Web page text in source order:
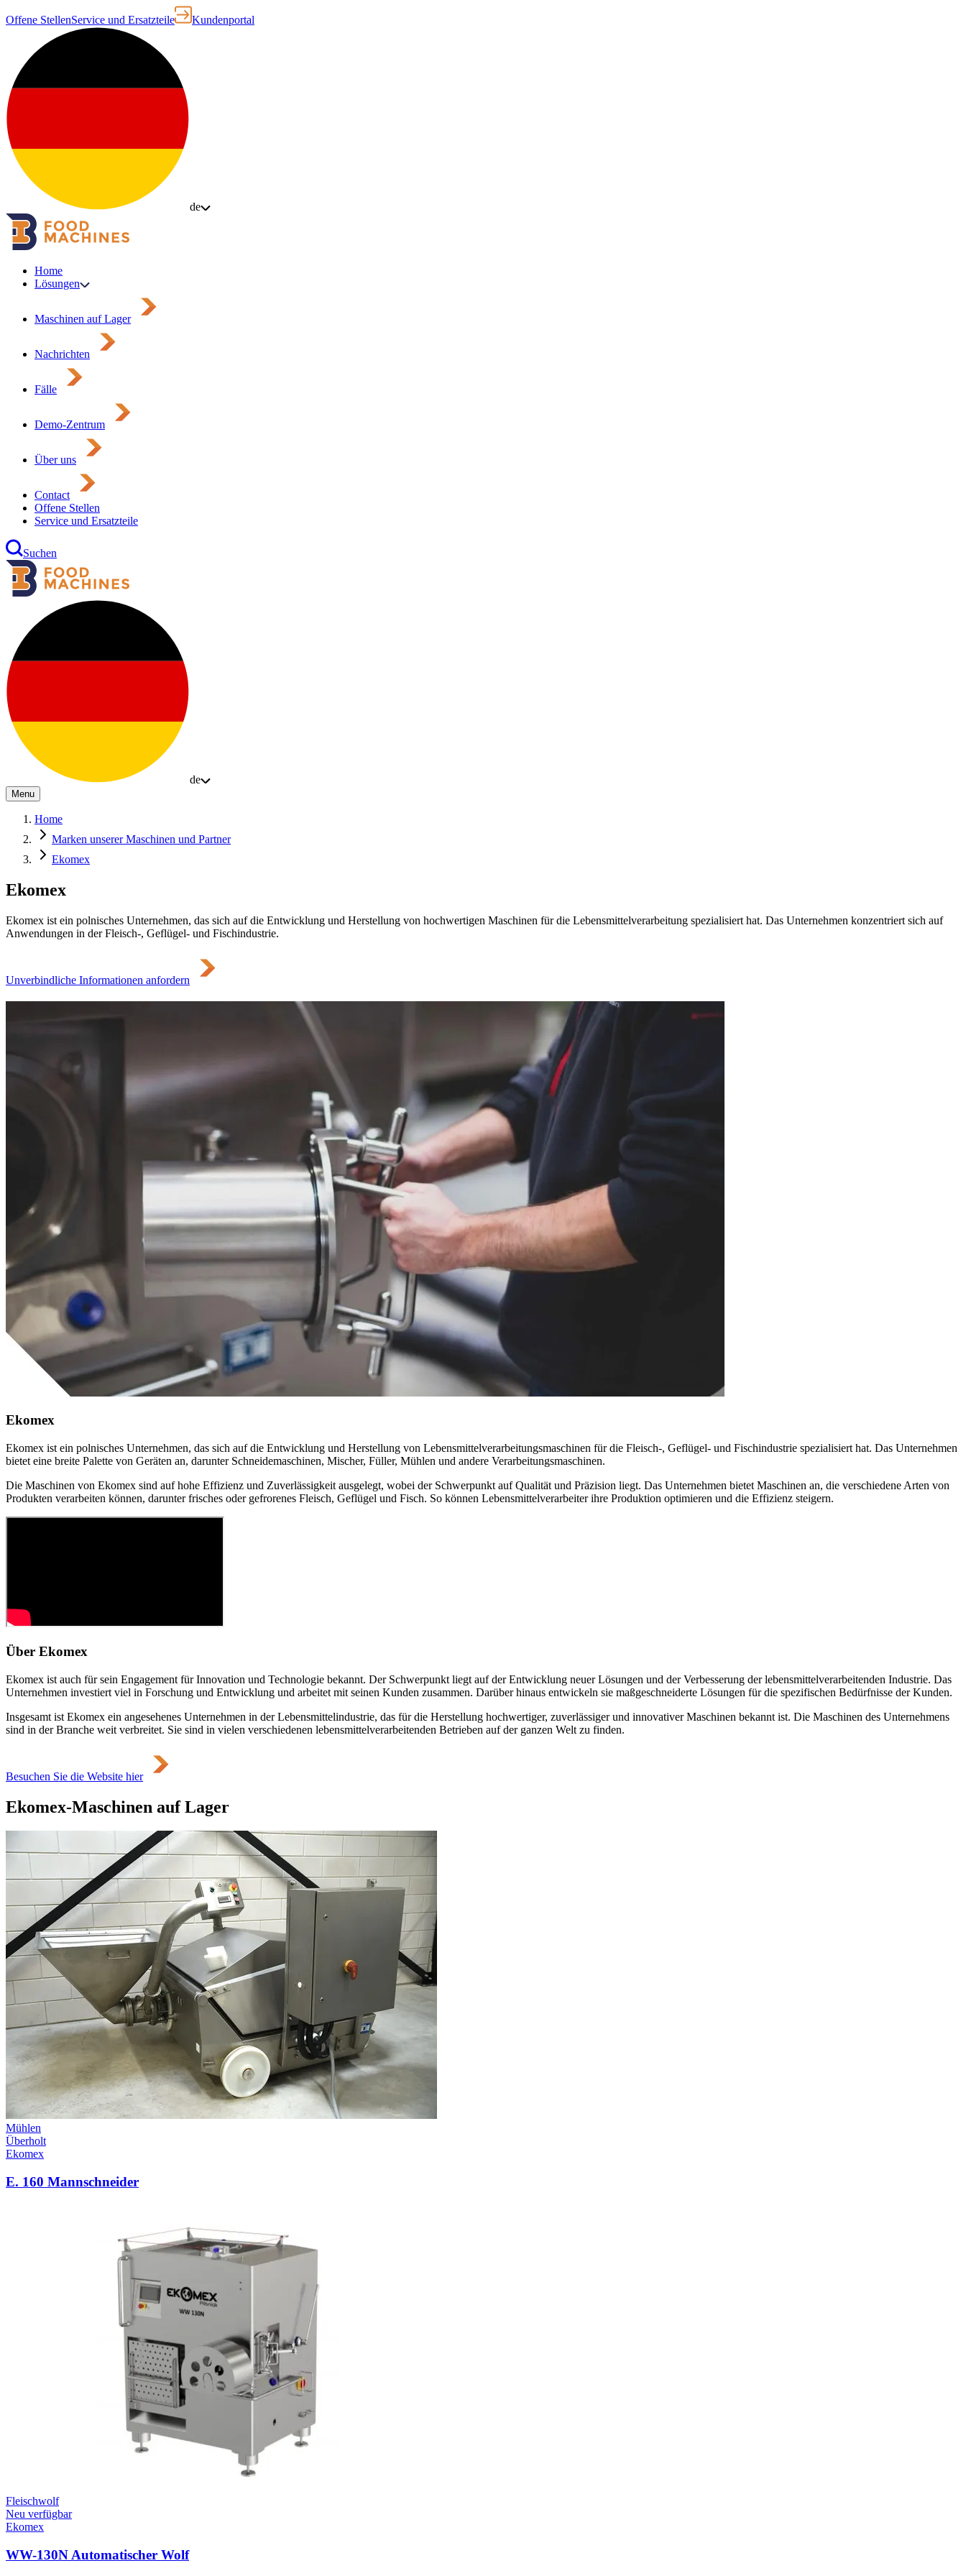
Offene StellenService und Ersatzteile Kundenportal
de
Home
Lösungen
Maschinen auf Lager
Nachrichten
Fälle
Demo-Zentrum
Über uns
Contact
Offene Stellen
Service und Ersatzteile
Suchen
de
Menu
Home
Marken unserer Maschinen und Partner
Ekomex
Ekomex
Ekomex ist ein polnisches Unternehmen, das sich auf die Entwicklung und Herstellung von hochwertigen Maschinen für die Lebensmittelverarbeitung spezialisiert hat. Das Unternehmen konzentriert sich auf
Anwendungen in der Fleisch-, Geflügel- und Fischindustrie.
Unverbindliche Informationen anfordern
Ekomex
Ekomex ist ein polnisches Unternehmen, das sich auf die Entwicklung und Herstellung von Lebensmittelverarbeitungsmaschinen für die Fleisch-, Geflügel- und Fischindustrie spezialisiert hat. Das Unternehmen
bietet eine breite Palette von Geräten an, darunter Schneidemaschinen, Mischer, Füller, Mühlen und andere Verarbeitungsmaschinen.
Die Maschinen von Ekomex sind auf hohe Effizienz und Zuverlässigkeit ausgelegt, wobei der Schwerpunkt auf Qualität und Präzision liegt. Das Unternehmen bietet Maschinen an, die verschiedene Arten von
Produkten verarbeiten können, darunter frisches oder gefrorenes Fleisch, Geflügel und Fisch. So können Lebensmittelverarbeiter ihre Produktion optimieren und die Effizienz steigern.
Über Ekomex
Ekomex ist auch für sein Engagement für Innovation und Technologie bekannt. Der Schwerpunkt liegt auf der Entwicklung neuer Lösungen und der Verbesserung der lebensmittelverarbeitenden Industrie. Das
Unternehmen investiert viel in Forschung und Entwicklung und arbeitet mit seinen Kunden zusammen. Darüber hinaus entwickeln sie maßgeschneiderte Lösungen für die spezifischen Bedürfnisse der Kunden.
Insgesamt ist Ekomex ein angesehenes Unternehmen in der Lebensmittelindustrie, das für die Herstellung hochwertiger, zuverlässiger und innovativer Maschinen bekannt ist. Die Maschinen des Unternehmens
sind in der Branche weit verbreitet. Sie sind in vielen verschiedenen lebensmittelverarbeitenden Betrieben auf der ganzen Welt zu finden.
Besuchen Sie die Website hier
Ekomex-Maschinen auf Lager
Mühlen
Überholt
Ekomex
E. 160 Mannschneider
Fleischwolf
Neu verfügbar
Ekomex
WW-130N Automatischer Wolf